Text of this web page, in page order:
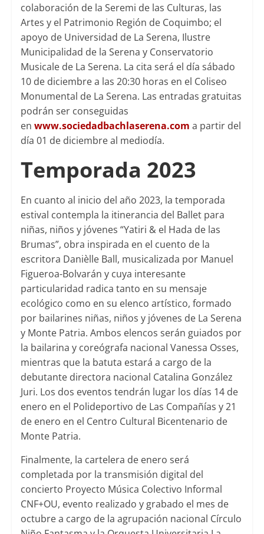
colaboración de la Seremi de las Culturas, las
Artes y el Patrimonio Región de Coquimbo; el
apoyo de Universidad de La Serena, Ilustre
Municipalidad de la Serena y Conservatorio
Musicale de La Serena. La cita será el día sábado
10 de diciembre a las 20:30 horas en el Coliseo
Monumental de La Serena. Las entradas gratuitas
podrán ser conseguidas
en www.sociedadbachlaserena.com a partir del
día 01 de diciembre al mediodía.
Temporada 2023
En cuanto al inicio del año 2023, la temporada
estival contempla la itinerancia del Ballet para
niñas, niños y jóvenes “Yatiri & el Hada de las
Brumas”, obra inspirada en el cuento de la
escritora Danièlle Ball, musicalizada por Manuel
Figueroa-Bolvarán y cuya interesante
particularidad radica tanto en su mensaje
ecológico como en su elenco artístico, formado
por bailarines niñas, niños y jóvenes de La Serena
y Monte Patria. Ambos elencos serán guiados por
la bailarina y coreógrafa nacional Vanessa Osses,
mientras que la batuta estará a cargo de la
debutante directora nacional Catalina González
Juri. Los dos eventos tendrán lugar los días 14 de
enero en el Polideportivo de Las Compañías y 21
de enero en el Centro Cultural Bicentenario de
Monte Patria.
Finalmente, la cartelera de enero será
completada por la transmisión digital del
concierto Proyecto Música Colectivo Informal
CNF+OU, evento realizado y grabado el mes de
octubre a cargo de la agrupación nacional Círculo